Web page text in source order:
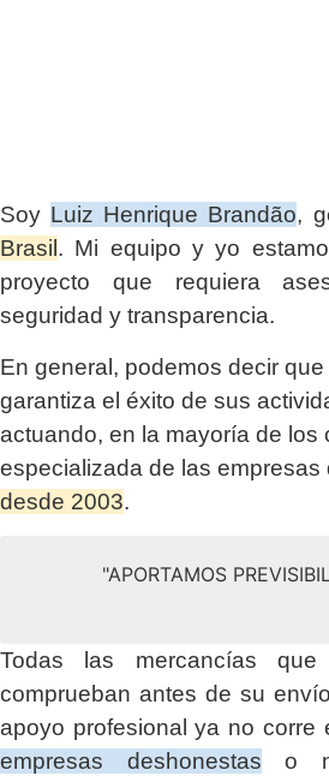
Soy Luiz Henrique Brandão,
Brasil . Mi equipo y yo
proyecto que requiera
seguridad y transparencia.
En general, podemos decir que
garantiza el éxito de sus
actuando, en la mayoría de los
especializada de las
desde 2003.
"APORTAMOS
Todas las mercancías
comprueban antes de su
apoyo profesional ya no corre
empresas deshonestas o